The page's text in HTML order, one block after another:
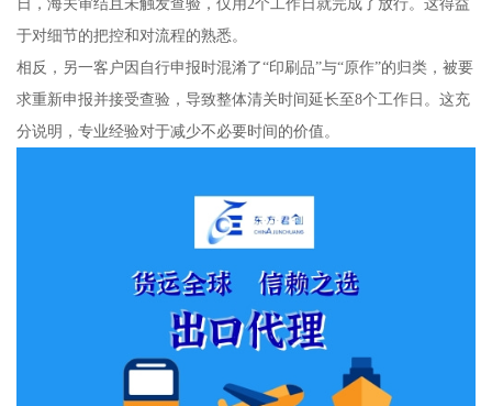
日，海关审结且未触发查验，仅用2个工作日就完成了放行。这得益
于对细节的把控和对流程的熟悉。
相反，另一客户因自行申报时混淆了“印刷品”与“原作”的归类，被要
求重新申报并接受查验，导致整体清关时间延长至8个工作日。这充
分说明，专业经验对于减少不必要时间的价值。